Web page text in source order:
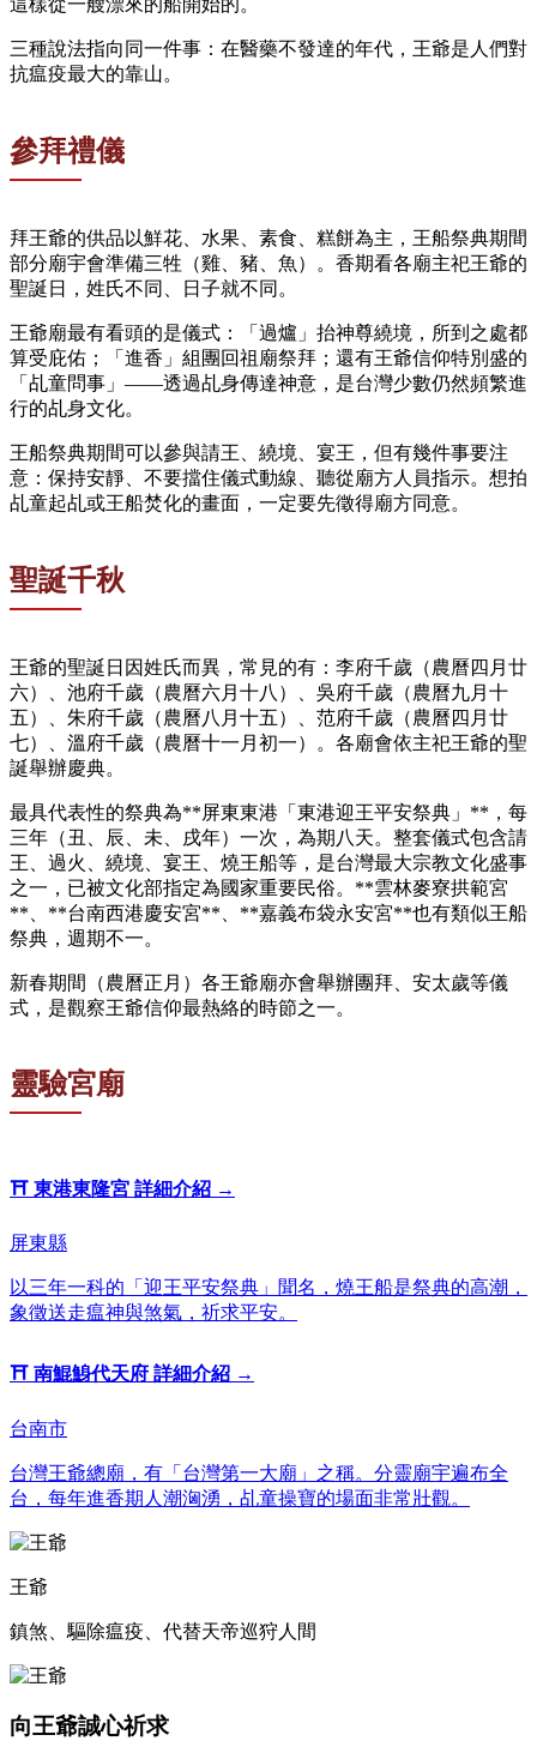
三種說法指向同一件事：在醫藥不發達的年代，王爺是人們對
抗瘟疫最大的靠山。
參拜禮儀
拜王爺的供品以鮮花、水果、素食、糕餅為主，王船祭典期間
部分廟宇會準備三牲（雞、豬、魚）。香期看各廟主祀王爺的
聖誕日，姓氏不同、日子就不同。
王爺廟最有看頭的是儀式：「過爐」抬神尊繞境，所到之處都
算受庇佑；「進香」組團回祖廟祭拜；還有王爺信仰特別盛的
「乩童問事」——透過乩身傳達神意，是台灣少數仍然頻繁進
行的乩身文化。
王船祭典期間可以參與請王、繞境、宴王，但有幾件事要注
意：保持安靜、不要擋住儀式動線、聽從廟方人員指示。想拍
乩童起乩或王船焚化的畫面，一定要先徵得廟方同意。
聖誕千秋
王爺的聖誕日因姓氏而異，常見的有：李府千歲（農曆四月廿
六）、池府千歲（農曆六月十八）、吳府千歲（農曆九月十
五）、朱府千歲（農曆八月十五）、范府千歲（農曆四月廿
七）、溫府千歲（農曆十一月初一）。各廟會依主祀王爺的聖
誕舉辦慶典。
最具代表性的祭典為**屏東東港「東港迎王平安祭典」**，每
三年（丑、辰、未、戌年）一次，為期八天。整套儀式包含請
王、過火、繞境、宴王、燒王船等，是台灣最大宗教文化盛事
之一，已被文化部指定為國家重要民俗。**雲林麥寮拱範宮
**、**台南西港慶安宮**、**嘉義布袋永安宮**也有類似王船
祭典，週期不一。
新春期間（農曆正月）各王爺廟亦會舉辦團拜、安太歲等儀
式，是觀察王爺信仰最熱絡的時節之一。
靈驗宮廟
⛩️ 東港東隆宮 詳細介紹 →
屏東縣
以三年一科的「迎王平安祭典」聞名，燒王船是祭典的高潮，
象徵送走瘟神與煞氣，祈求平安。
⛩️ 南鯤鯓代天府 詳細介紹 →
台南市
台灣王爺總廟，有「台灣第一大廟」之稱。分靈廟宇遍布全
台，每年進香期人潮洶湧，乩童操寶的場面非常壯觀。
王爺
鎮煞、驅除瘟疫、代替天帝巡狩人間
向王爺誠心祈求